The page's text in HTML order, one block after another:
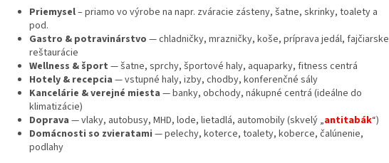
Priemysel– priamo vo výrobe na napr. zváracie zásteny, šatne, skrinky, toalety a
pod.
Gastro & potravinárstvo — chladničky, mrazničky, koše, príprava jedál, fajčiarske
reštaurácie
Wellness & šport — šatne, sprchy, športové haly, aquaparky, fitness centrá
Hotely & recepcia — vstupné haly, izby, chodby, konferenčné sály
Kancelárie & verejné miesta — banky, obchody, nákupné centrá (ideálne do
klimatizácie)
Doprava — vlaky, autobusy, MHD, lode, lietadlá, automobily (skvelý „antitabák“)
Domácnosti so zvieratami — pelechy, koterce, toalety, koberce, čalúnenie,
podlahy